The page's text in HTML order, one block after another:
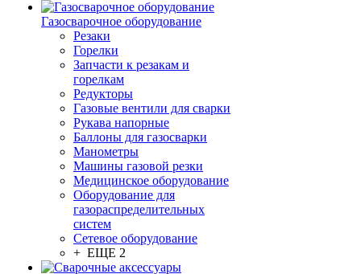
Газосварочное оборудование
Резаки
Горелки
Запчасти к резакам и
горелкам
Редукторы
Газовые вентили для сварки
Рукава напорные
Баллоны для газосварки
Манометры
Машины газовой резки
Медицинское оборудование
Оборудование для
газораспределительных
систем
Сетевое оборудование
+ ЕЩЕ 2